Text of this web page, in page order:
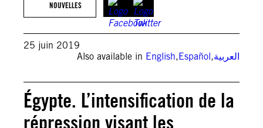
NOUVELLES
25 juin 2019
Also available in English,Español,العربية
Égypte. L’intensification de la
répression visant les